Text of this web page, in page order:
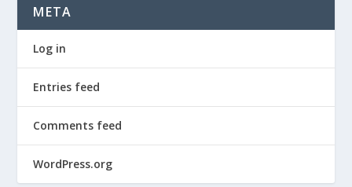
META
Log in
Entries feed
Comments feed
WordPress.org